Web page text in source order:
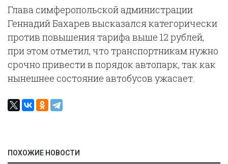
Глава симферопольской администрации
Геннадий Бахарев высказался категорически
против повышения тарифа выше 12 рублей,
при этом отметил, что транспортникам нужно
срочно привести в порядок автопарк, так как
нынешнее состояние автобусов ужасает.
ПОХОЖИЕ НОВОСТИ